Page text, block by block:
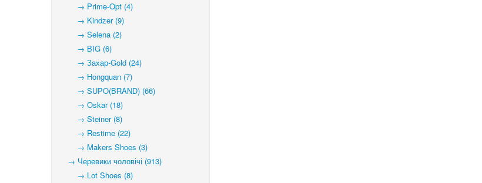
→ Prime-Opt (4)
→ Kindzer (9)
→ Selena (2)
→ BIG (6)
→ Захар-Gold (24)
→ Hongquan (7)
→ SUPO(BRAND) (66)
→ Oskar (18)
→ Steiner (8)
→ Restime (22)
→ Makers Shoes (3)
→ Черевики чоловічі (913)
→ Lot Shoes (8)